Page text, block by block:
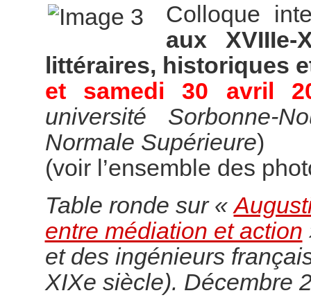
Colloque
aux
littéraires, historiques
et samedi 30 avril
université
Normale Supérieure)
(voir l’ensemble des
Table ronde sur «
entre médiation et action
et des ingénieurs
XIXe siècle). Décembre